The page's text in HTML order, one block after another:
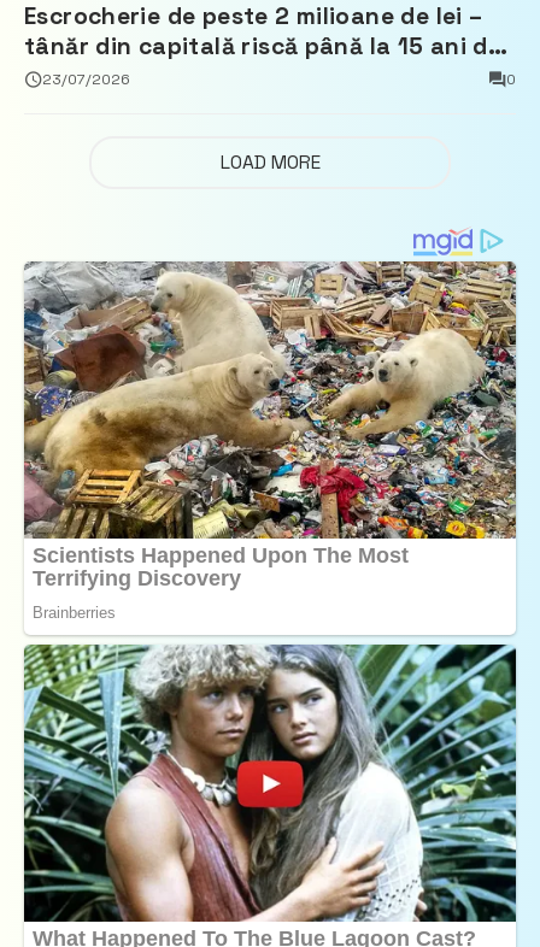
Escrocherie de peste 2 milioane de lei –
tânăr din capitală riscă până la 15 ani de
închisoare
23/07/2026 0
LOAD MORE